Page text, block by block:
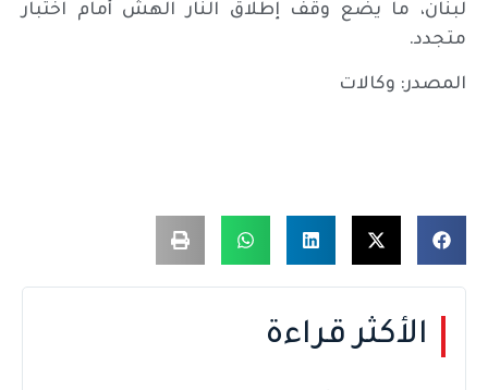
لبنان، ما يضع وقف إطلاق النار الهش أمام اختبار
متجدد.
المصدر: وكالات
الأكثر قراءة